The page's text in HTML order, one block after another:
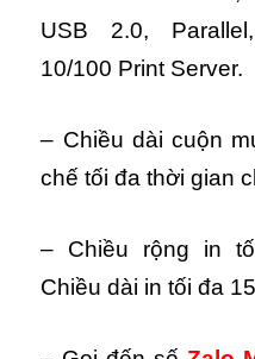
USB 2.0,
10/100 Print Server.
– Chiều dài cuộn
chế tối đa thời gian
– Chiều rộng in
Chiều dài in tối đa